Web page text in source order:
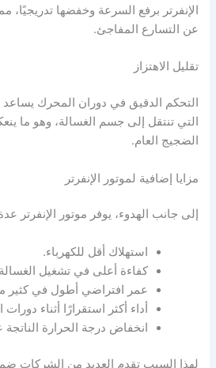
الإنفرتر برفع السرعة وخفضها تدريجيًا،
عن التسارع المفاجئ.
تقليل الاهتزاز
التحكم الدقيق في دوران المحرك يساعد
التي تنتقل إلى جسم الغسالة، وهو ما
الضجيج العام.
مزايا إضافية لموتور الإنفرتر
إلى جانب الهدوء، يوفر موتور الإنفرتر
استهلاك أقل للكهرباء.
كفاءة أعلى في تشغيل
عمر افتراضي أطول في كثير
أداء أكثر استقرارًا أثناء
انخفاض درجة الحرارة
لهذا السبب تقدم العديد من الشركات